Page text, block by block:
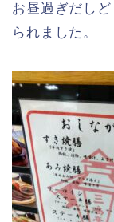
お昼過ぎだし
られました。